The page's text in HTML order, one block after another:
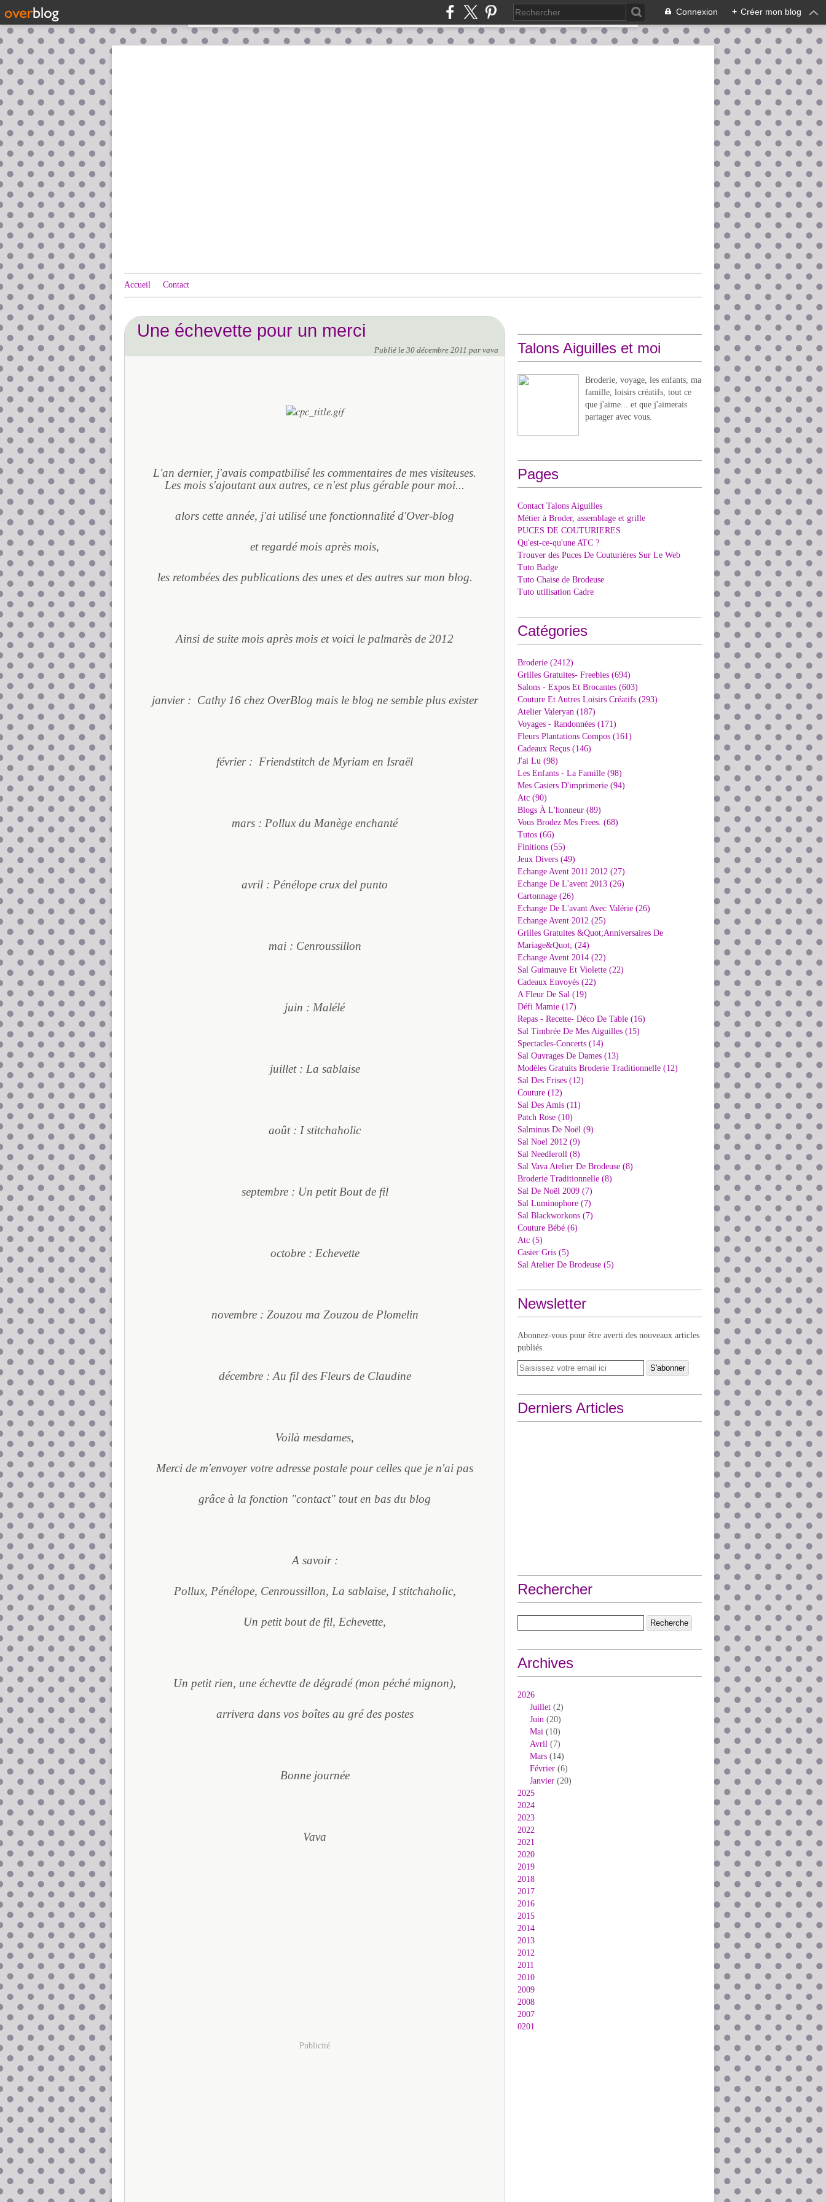
Connexion + Créer mon blog
Accueil Contact
Une échevette pour un merci
Publié le 30 décembre 2011 par vava
L'an dernier, j'avais compatbilisé les commentaires de mes visiteuses.
Les mois s'ajoutant aux autres, ce n'est plus gérable pour moi...
alors cette année, j'ai utilisé une fonctionnalité d'Over-blog
et regardé mois après mois,
les retombées des publications des unes et des autres sur mon blog.
Ainsi de suite mois après mois et voici le palmarès de 2012
janvier : Cathy 16 chez OverBlog mais le blog ne semble plus exister
février : Friendstitch de Myriam en Israël
mars : Pollux du Manège enchanté
avril : Pénélope crux del punto
mai : Cenroussillon
juin : Malélé
juillet : La sablaise
août : I stitchaholic
septembre : Un petit Bout de fil
octobre : Echevette
novembre : Zouzou ma Zouzou de Plomelin
décembre : Au fil des Fleurs de Claudine
Voilà mesdames,
Merci de m'envoyer votre adresse postale pour celles que je n'ai pas
grâce à la fonction "contact" tout en bas du blog
A savoir :
Pollux, Pénélope, Cenroussillon, La sablaise, I stitchaholic,
Un petit bout de fil, Echevette,
Un petit rien, une échevtte de dégradé (mon péché mignon),
arrivera dans vos boîtes au gré des postes
Bonne journée
Vava
Publicité
Talons Aiguilles et moi
Broderie, voyage, les enfants, ma
famille, loisirs créatifs, tout ce
que j'aime... et que j'aimerais
partager avec vous.
Pages
Contact Talons Aiguilles
Métier à Broder, assemblage et grille
PUCES DE COUTURIERES
Qu'est-ce-qu'une ATC ?
Trouver des Puces De Couturières Sur Le Web
Tuto Badge
Tuto Chaise de Brodeuse
Tuto utilisation Cadre
Catégories
Broderie (2412)
Grilles Gratuites- Freebies (694)
Salons - Expos Et Brocantes (603)
Couture Et Autres Loisirs Créatifs (293)
Atelier Valeryan (187)
Voyages - Randonnées (171)
Fleurs Plantations Compos (161)
Cadeaux Reçus (146)
J'ai Lu (98)
Les Enfants - La Famille (98)
Mes Casiers D'imprimerie (94)
Atc (90)
Blogs À L'honneur (89)
Vous Brodez Mes Frees. (68)
Tutos (66)
Finitions (55)
Jeux Divers (49)
Echange Avent 2011 2012 (27)
Echange De L'avent 2013 (26)
Cartonnage (26)
Echange De L'avant Avec Valérie (26)
Echange Avent 2012 (25)
Grilles Gratuites &Quot;Anniversaires De
Mariage&Quot; (24)
Echange Avent 2014 (22)
Sal Guimauve Et Violette (22)
Cadeaux Envoyés (22)
A Fleur De Sal (19)
Défi Mamie (17)
Repas - Recette- Déco De Table (16)
Sal Timbrée De Mes Aiguilles (15)
Spectacles-Concerts (14)
Sal Ouvrages De Dames (13)
Modèles Gratuits Broderie Traditionnelle (12)
Sal Des Frises (12)
Couture (12)
Sal Des Amis (11)
Patch Rose (10)
Salminus De Noël (9)
Sal Noel 2012 (9)
Sal Needleroll (8)
Sal Vava Atelier De Brodeuse (8)
Broderie Traditionnelle (8)
Sal De Noël 2009 (7)
Sal Luminophore (7)
Sal Blackworkons (7)
Couture Bébé (6)
Atc (5)
Casier Gris (5)
Sal Atelier De Brodeuse (5)
Newsletter
Abonnez-vous pour être averti des nouveaux articles
publiés.
Derniers Articles
Rechercher
Archives
2026
Juillet (2)
Juin (20)
Mai (10)
Avril (7)
Mars (14)
Février (6)
Janvier (20)
2025
2024
2023
2022
2021
2020
2019
2018
2017
2016
2015
2014
2013
2012
2011
2010
2009
2008
2007
0201